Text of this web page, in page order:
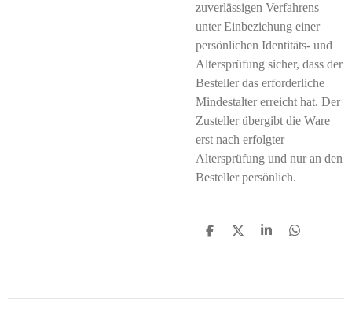
zuverlässigen Verfahrens
unter Einbeziehung einer
persönlichen Identitäts- und
Altersprüfung sicher, dass der
Besteller das erforderliche
Mindestalter erreicht hat. Der
Zusteller übergibt die Ware
erst nach erfolgter
Altersprüfung und nur an den
Besteller persönlich.
T
n
T
n
T
n
T
n